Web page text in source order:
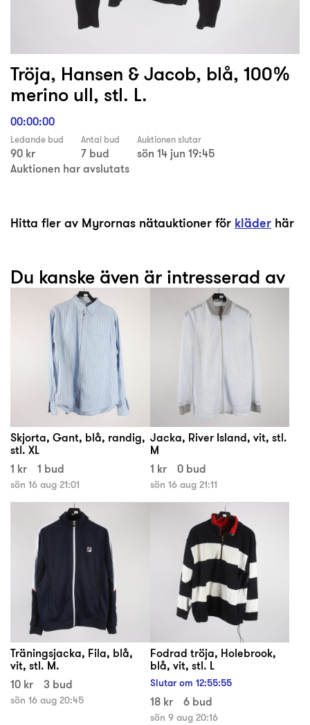
Tröja, Hansen & Jacob, blå, 100%
merino ull, stl. L.
00:00:00
Ledande bud
90 kr
Antal bud
7 bud
Auktionen slutar
sön 14 jun 19:45
Auktionen har avslutats
Hitta fler av Myrornas nätauktioner för kläder här
Du kanske även är intresserad av
Skjorta, Gant, blå, randig,
stl. XL
1 kr
1 bud
sön 16 aug 21:01
Jacka, River Island, vit, stl.
M
1 kr
0 bud
sön 16 aug 21:11
Träningsjacka, Fila, blå,
vit, stl. M.
10 kr
3 bud
sön 16 aug 20:45
Fodrad tröja, Holebrook,
blå, vit, stl. L
Slutar om 12:55:54
18 kr 6 bud
sön 9 aug 20:16